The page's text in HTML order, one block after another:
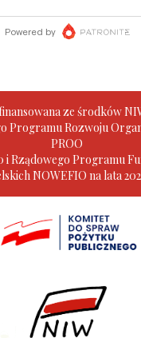
ze środków
Programu Rozwoju
PROO
i Rządowego Programu
NOWEFIO na lata